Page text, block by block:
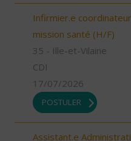
Infirmier.e
mission santé (H/F)
35 - Ille-et-Vilaine
CDI
17/07/2026
POSTULER
Assistant.e